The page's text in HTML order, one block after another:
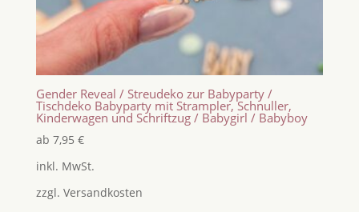
Gender Reveal / Streudeko zur Babyparty /
Tischdeko Babyparty mit Strampler, Schnuller,
Kinderwagen und Schriftzug / Babygirl / Babyboy
ab 7,95 €
inkl. MwSt.
zzgl. Versandkosten